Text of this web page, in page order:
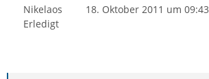
Nikelaos 18. Oktober 2011 um 09:43
Erledigt